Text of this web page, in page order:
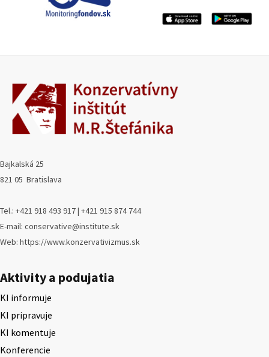
Bajkalská 25
821 05 Bratislava
Tel.: +421 918 493 917 | +421 915 874 744
E-mail: conservative@institute.sk
Web: https://www.konzervativizmus.sk
Aktivity a podujatia
KI informuje
KI pripravuje
KI komentuje
Konferencie